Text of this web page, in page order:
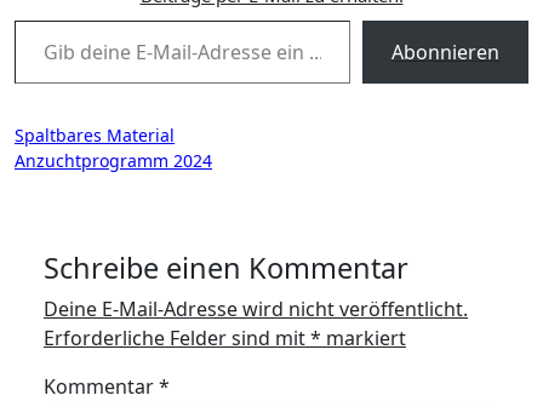
Gib deine E-Mail-Adresse ein ...
Abonnieren
Beitragsnavigation
Spaltbares Material
Anzuchtprogramm 2024
Schreibe einen Kommentar
Deine E-Mail-Adresse wird nicht veröffentlicht.
Erforderliche Felder sind mit* markiert
Kommentar*